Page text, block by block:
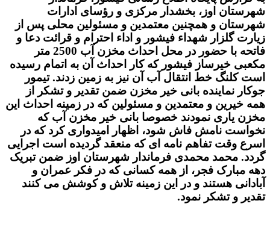
شهرستان اوز، بخشدار مرکزی و رؤسای ادارات
شهرستان و همچنین معتمدین و مسئولین محلی پس از
زیارت گلزار شهداء فیشور و اداء احترام و قرائت دعا و
فاتحه با حضور در محل احداث مخزن آب 2500 متر
مکعبی خیرساز فیشور که کار احداث آن به اتمام رسیده
است کلنگ خط انتقال آب آن نیز به زمین زدند. تیمور
جوکار نماینده بانی خیر مخزن ضمن تقدیر و تشکر از
همه خیرین و معتمدین و مسئولین که در زمینه احداث این
مخزن یاری نمودند خصوصا بانی خیر مخزن آب که
نخواست نامش فاش شود، اظهار امیدواری کرد که در
اسرع وقت تفاهم نامه ای که منعقد گردیده است اجرایی
گردد. محمد محمدی فرماندار شهرستان اوز ضمن تبریک
دهه مبارک فجر، از همه کسانی که در فکر عمران و
آبادانی هستند و در این زمینه تلاش و کوشش می کنند
تقدیر و تشکر نمود.